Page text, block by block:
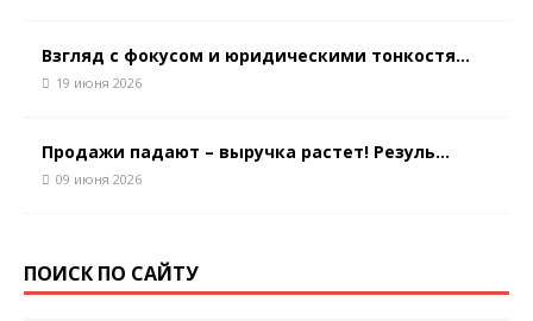
Взгляд с фокусом и юридическими тонкостя...
19 июня 2026
Продажи падают – выручка растет! Резуль...
09 июня 2026
ПОИСК ПО САЙТУ